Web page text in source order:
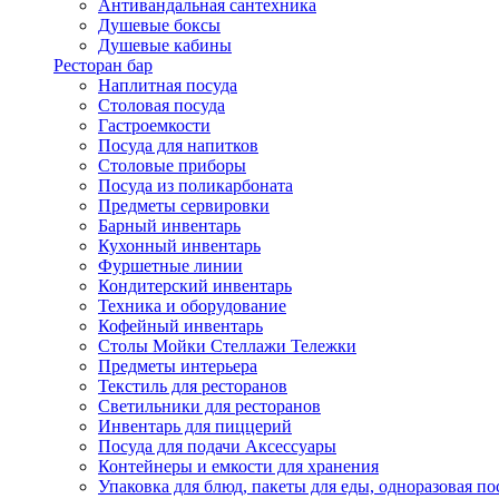
Антивандальная сантехника
Душевые боксы
Душевые кабины
Ресторан бар
Наплитная посуда
Столовая посуда
Гастроемкости
Посуда для напитков
Столовые приборы
Посуда из поликарбоната
Предметы сервировки
Барный инвентарь
Кухонный инвентарь
Фуршетные линии
Кондитерский инвентарь
Техника и оборудование
Кофейный инвентарь
Столы Мойки Стеллажи Тележки
Предметы интерьера
Текстиль для ресторанов
Светильники для ресторанов
Инвентарь для пиццерий
Посуда для подачи Аксессуары
Контейнеры и емкости для хранения
Упаковка для блюд, пакеты для еды, одноразовая